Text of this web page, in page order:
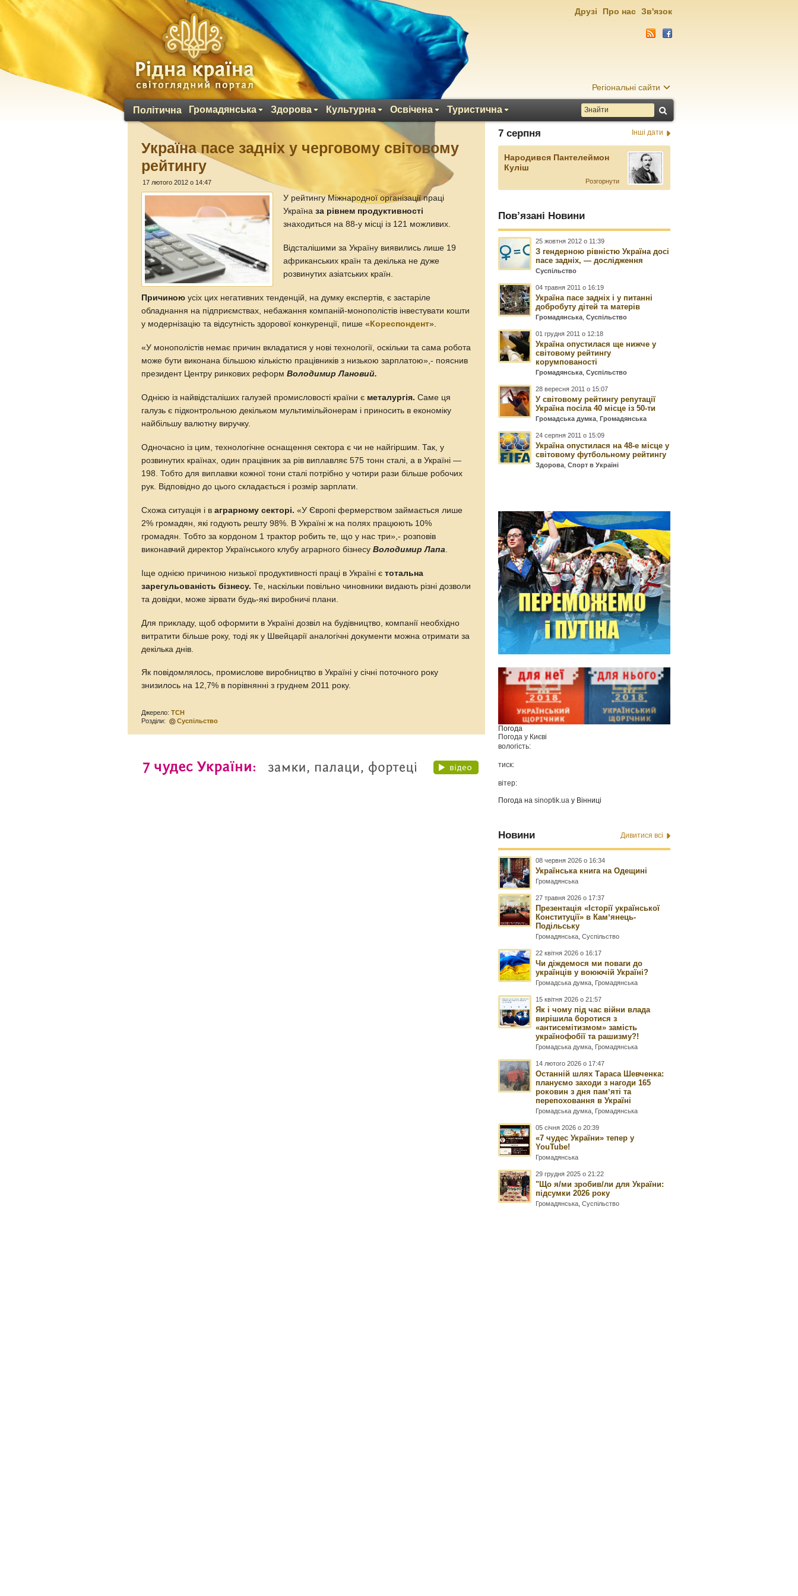
Регіональні сайти
Політична Громадянська Здорова Культурна Освічена Туристична
Друзі Про нас Зв'язок
Україна пасе задніх у черговому світовому
рейтингу
17 лютого 2012 о 14:47
У рейтингу Міжнародної організації праці
Україназа рівнем продуктивності
знаходиться на 88-у місці із 121 можливих.
Відсталішими за Україну виявились лише 19
африканських країн та декілька не дуже
розвинутих азіатських країн.
Причиною усіх цих негативних тенденцій, на думку експертів, є застаріле
обладнання на підприємствах, небажання компаній-монополістів інвестувати кошти
у модернізацію та відсутність здорової конкуренції, пише « Кореспондент».
«У монополістів немає причин вкладатися у нові технології, оскільки та сама робота
може бути виконана більшою кількістю працівників з низькою зарплатою»,- пояснив
президент Центру ринкових реформВолодимир Лановий.
Однією із найвідсталіших галузей промисловості країни є металургія. Саме ця
галузь є підконтрольною декільком мультимільйонерам і приносить в економіку
найбільшу валютну виручку.
Одночасно із цим, технологічне оснащення сектора є чи не найгіршим. Так, у
розвинутих країнах, один працівник за рів виплавляє 575 тонн сталі, а в Україні —
198. Тобто для виплавки кожної тони сталі потрібно у чотири рази більше робочих
рук. Відповідно до цього складається і розмір зарплати.
Схожа ситуація і ваграрному секторі. «У Європі фермерством займається лише
2% громадян, які годують решту 98%. В Україні ж на полях працюють 10%
громадян. Тобто за кордоном 1 трактор робить те, що у нас три»,- розповів
виконавчий директор Українського клубу аграрного бізнесу Володимир Лапа
Іще однією причиною низької продуктивності праці в Україні єтотальна
зарегульованість бізнесу. Те, наскільки повільно чиновники видають різні дозволи
та довідки, може зірвати будь-які виробничі плани.
Для прикладу, щоб оформити в Україні дозвіл на будівництво, компанії необхідно
витратити більше року, тоді як у Швейцарії аналогічні документи можна отримати за
декілька днів.
Як повідомлялось, промислове виробництво в Україні у січні поточного року
знизилось на 12,7% в порівнянні з груднем 2011 року.
Джерело:ТСН
Розділи:
Суспільство
7 серпня Інші дати
Народився Пантелеймон
Куліш
Розгорнути
Пов’язані Новини
25 жовтня 2012 о 11:39
З гендерною рівністю Україна досі
пасе задніх, — дослідження
Суспільство
04 травня 2011 о 16:19
Україна пасе задніх і у питанні
добробуту дітей та матерів
Громадянська ,Суспільство
01 грудня 2011 о 12:18
Україна опустилася ще нижче у
світовому рейтингу
корумпованості
Громадянська ,Суспільство
28 вересня 2011 о 15:07
У світовому рейтингу репутації
Україна посіла 40 місце із 50-ти
Громадська думка ,Громадянська
24 серпня 2011 о 15:09
Україна опустилася на 48-е місце у
світовому футбольному рейтингу
Здорова ,Спорт в Україні
Погода
Погода у Києві
вологість:
тиск:
вітер:
Погода наsinoptik.ua у Вінниці
Новини Дивитися всі
08 червня 2026 о 16:34
Українська книга на Одещині
Громадянська
27 травня 2026 о 17:37
Презентація «Історії української
Конституції» в Камʼянець-
Подільську
Громадянська ,Суспільство
22 квітня 2026 о 16:17
Чи діждемося ми поваги до
українців у воюючій Україні?
Громадська думка Громадянська
15 квітня 2026 о 21:57
Як і чому під час війни влада
вирішила боротися з
«антисемітизмом» замість
українофобії та рашизму?!
Громадська думка Громадянська
14 лютого 2026 о 17:47
Останній шлях Тараса Шевченка:
плануємо заходи з нагоди 165
роковин з дня памʼяті та
перепоховання в Україні
Громадська думка Громадянська
05 січня 2026 о 20:39
«7 чудес України» тепер у
YouTube!
Громадянська
29 грудня 2025 о 21:22
"Що я/ми зробив/ли для України:
підсумки 2026 року
Громадянська ,Суспільство